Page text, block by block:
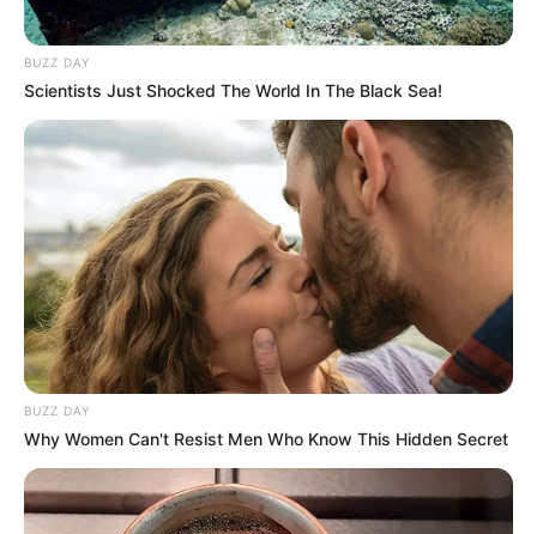
BUZZ DAY
Scientists Just Shocked The World In The Black Sea!
BUZZ DAY
Why Women Can't Resist Men Who Know This Hidden Secret